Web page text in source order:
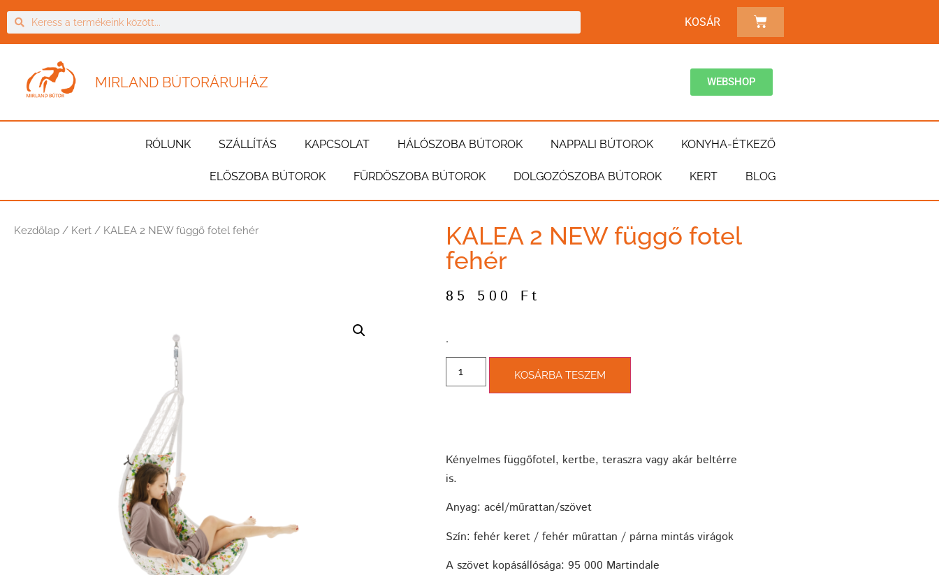
KOSÁR
MIRLAND BÚTORÁRUHÁZ WEBSHOP
RÓLUNK SZÁLLÍTÁS KAPCSOLAT HÁLÓSZOBA BÚTOROK NAPPALI BÚTOROK KONYHA-ÉTKEZŐ
ELŐSZOBA BÚTOROK FÜRDŐSZOBA BÚTOROK DOLGOZÓSZOBA BÚTOROK KERT BLOG
Kezdőlap / Kert / KALEA 2 NEW függő fotel fehér
KALEA 2 NEW függő fotel
fehér
85 500 Ft
­.
KOSÁRBA TESZEM
Kényelmes függőfotel, kertbe, teraszra vagy akár beltérre
is.
Anyag: acél/műrattan/szövet
Szín: fehér keret / fehér műrattan / párna mintás virágok
A szövet kopásállósága: 95 000 Martindale